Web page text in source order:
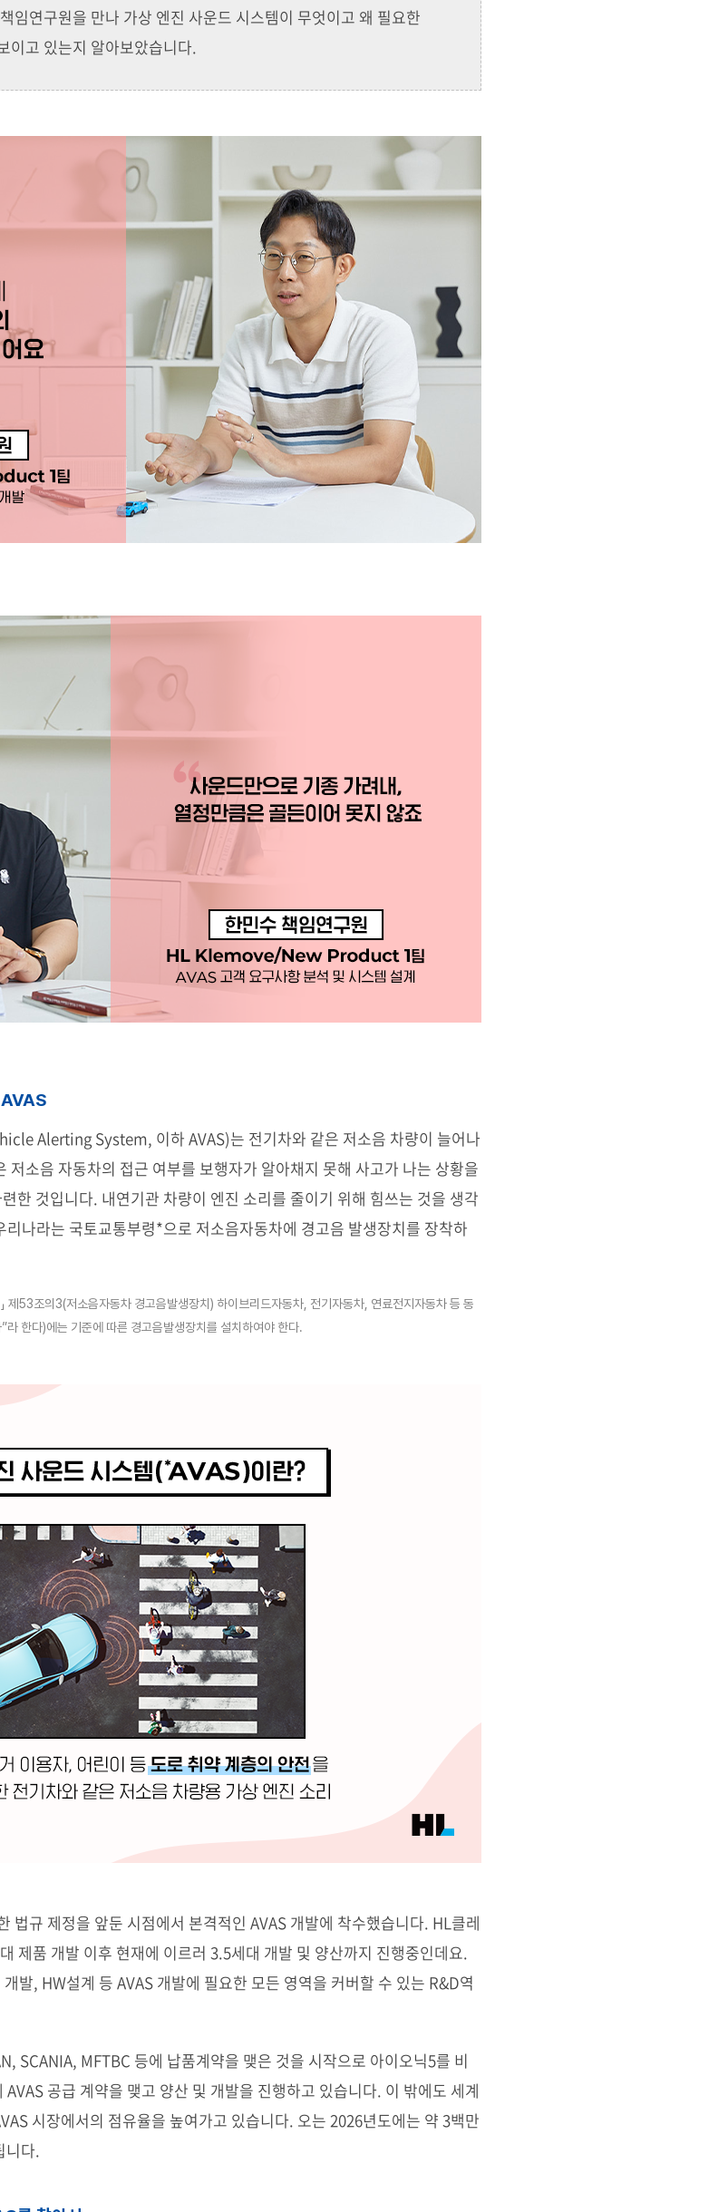
임연구원을 만나 가상 엔진 사운드 시스템이 무엇이고 왜 필요한
이고 있는지 알아보았습니다.
AVAS
Alerting System, 이하 AVAS)는 전기차와 같은 저소음 차량이 늘어나
저소음 자동차의 접근 여부를 보행자가 알아채지 못해 사고가 나는 상황을
한 것입니다. 내연기관 차량이 엔진 소리를 줄이기 위해 힘쓰는 것을 생각
나라는 국토교통부령*으로 저소음자동차에 경고음 발생장치를 장착하
제53조의3(저소음자동차 경고음발생장치) 하이브리드자동차, 전기자동차, 연료전지자동차 등 동
한다)에는 기준에 따른 경고음발생장치를 설치하여야 한다.
법규 제정을 앞둔 시점에서 본격적인 AVAS 개발에 착수했습니다. HL클레
제품 개발 이후 현재에 이르러 3.5세대 개발 및 양산까지 진행중인데요.
발, HW설계 등 AVAS 개발에 필요한 모든 영역을 커버할 수 있는 R&D역
SCANIA, MFTBC 등에 납품계약을 맺은 것을 시작으로 아이오닉5를 비
공급 계약을 맺고 양산 및 개발을 진행하고 있습니다. 이 밖에도 세계
시장에서의 점유율을 높여가고 있습니다. 오는 2026년도에는 약 3백만
니다.